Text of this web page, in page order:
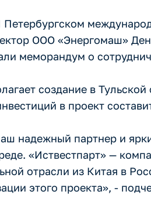
Петербургском
ООО «Энергомаш»
меморандум о
создание в
в проект
надежный партнер и
«Иствестпарт» —
отрасли из Китая в
этого проекта», -